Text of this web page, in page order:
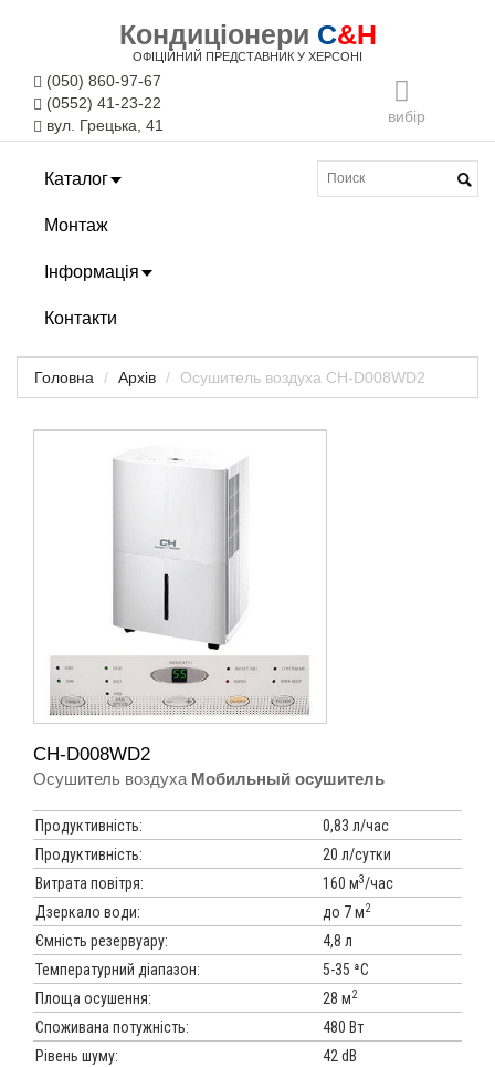
Кондиціонери C&H
ОФІЦІЙНИЙ ПРЕДСТАВНИК У ХЕРСОНІ
вибір
(050) 860-97-67
(0552) 41-23-22
вул. Грецька, 41
Каталог
Монтаж
Інформація
Контакти
Головна Архів Осушитель воздуха CH-D008WD2
CH-D008WD2
Осушитель воздуха Мобильный осушитель
Продуктивність:
0,83 л/час
Продуктивність:
20 л/сутки
Витрата повітря:
160 м3/час
Дзеркало води:
до 7 м2
Ємність резервуару:
4,8 л
Температурний діапазон:
5-35 ªC
Площа осушення:
28 м2
Споживана потужність:
480 Вт
Рівень шуму:
42 dB